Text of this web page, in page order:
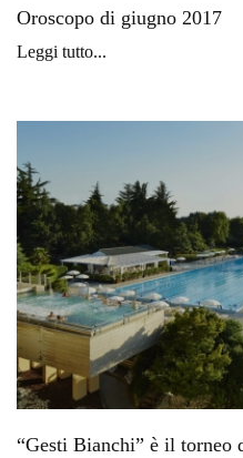
Oroscopo di giugno 2017
Leggi tutto...
“Gesti Bianchi” è il torneo